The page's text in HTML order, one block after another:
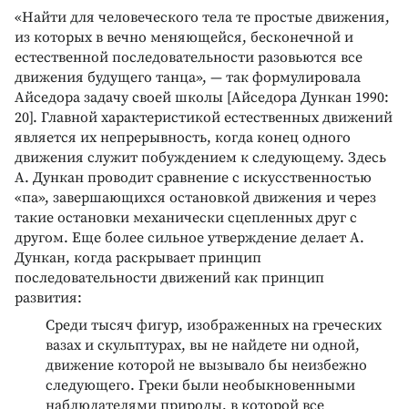
«Найти для человеческого тела те простые движения,
из которых в вечно меняющейся, бесконечной и
естественной последовательности разовьются все
движения будущего танца», — так формулировала
Айседора задачу своей школы [Айседора Дункан 1990:
20]. Главной характеристикой естественных движений
является их непрерывность, когда конец одного
движения служит побуждением к следующему. Здесь
А. Дункан проводит сравнение с искусственностью
«па», завершающихся остановкой движения и через
такие остановки механически сцепленных друг с
другом. Еще более сильное утверждение делает А.
Дункан, когда раскрывает принцип
последовательности движений как принцип
развития:
Среди тысяч фигур, изображенных на греческих
вазах и скульптурах, вы не найдете ни одной,
движение которой не вызывало бы неизбежно
следующего. Греки были необыкновенными
наблюдателями природы, в которой все